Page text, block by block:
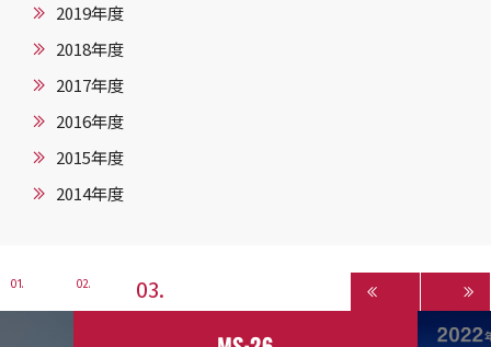
2019年度
2018年度
2017年度
2016年度
2015年度
2014年度
1 2 3